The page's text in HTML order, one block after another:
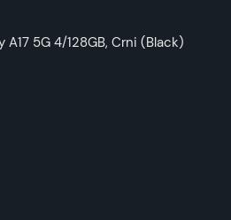
A17 5G 4/128GB, Crni (Black)